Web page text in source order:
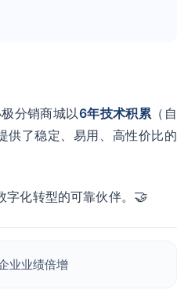
分销商城以6年技术积累 （自
了稳定、易用、高性价比的
化转型的可靠伙伴。 🤝
业业绩倍增